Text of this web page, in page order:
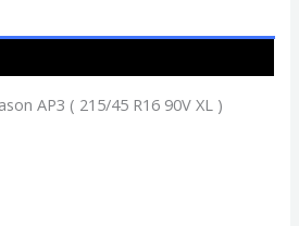
AP3 ( 215/45 R16 90V XL )